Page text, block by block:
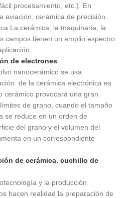
procesamiento, etc.). En
aviación, cerámica de precisión
La cerámica, la maquinaria, la
campos tienen un amplio espectro
de electrones
nanocerámico se usa
de la cerámica electrónica es
cerámico provocará una gran
de grano, cuando el tamaño
se reduce en un orden de
del grano y el volumen del
en un correspondiente
de cerámica. cuchillo de
y la producción
hacen realidad la preparación de